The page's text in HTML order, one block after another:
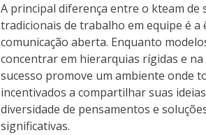
A principal diferença entre o kteam de
tradicionais de trabalho em equipe é a
comunicação aberta. Enquanto
concentrar em hierarquias rígidas e
sucesso promove um ambiente onde
incentivados a compartilhar suas
diversidade de pensamentos e
significativas.